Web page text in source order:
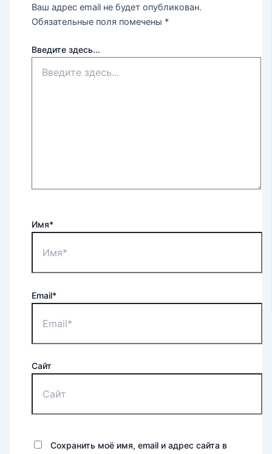
Ваш адрес email не будет опубликован.
Обязательные поля помечены *
Введите здесь...
Имя*
Email*
Сайт
Сохранить моё имя, email и адрес сайта в